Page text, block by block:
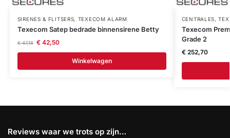
SIRENES & FLITSERS, TEXECOM ALARM
Texecom Satep bedrade binnensirene Betty
€47,18 €42,50
Winkelwagen
CENTRALES,
Texecom
Grade 2
€252,70
Reviews waar we trots op zijn…